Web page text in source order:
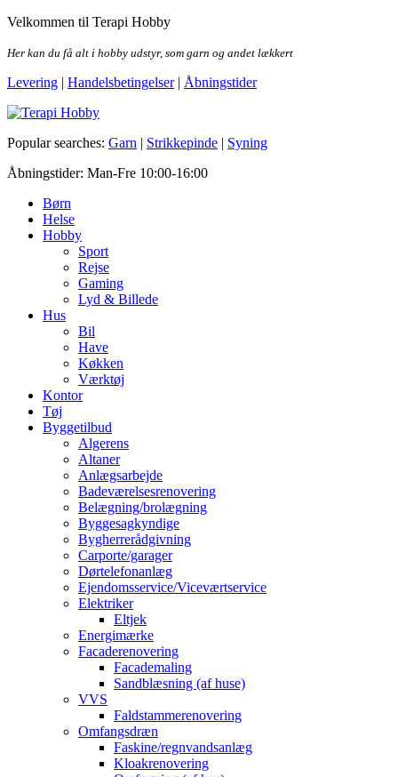
Skip
the
Velkommen til Terapi Hobby
Her kan du få alt i hobby udstyr, som garn og andet lækkert
Levering | Handelsbetingelser| Åbningstider
Terapi Hobby
Popular searches: Garn | Strikkepinde | Syning
Åbningstider: Man-Fre 10:00-16:00
Børn
Helse
Hobby
Sport
Rejse
Gaming
Lyd & Billede
Hus
Bil
Have
Køkken
Værktøj
Kontor
Tøj
Byggetilbud
Algerens
Altaner
Anlægsarbejde
Badeværelsesrenovering
Belægning/brolægning
Byggesagkyndige
Bygherrerådgivning
Carporte/garager
Dørtelefonanlæg
Ejendomsservice/Viceværtservice
Elektriker
Eltjek
Energimærke
Facaderenovering
Facademaling
Sandblæsning (af huse)
VVS
Faldstammerenovering
Omfangsdræn
Faskine/regnvandsanlæg
Kloakrenovering